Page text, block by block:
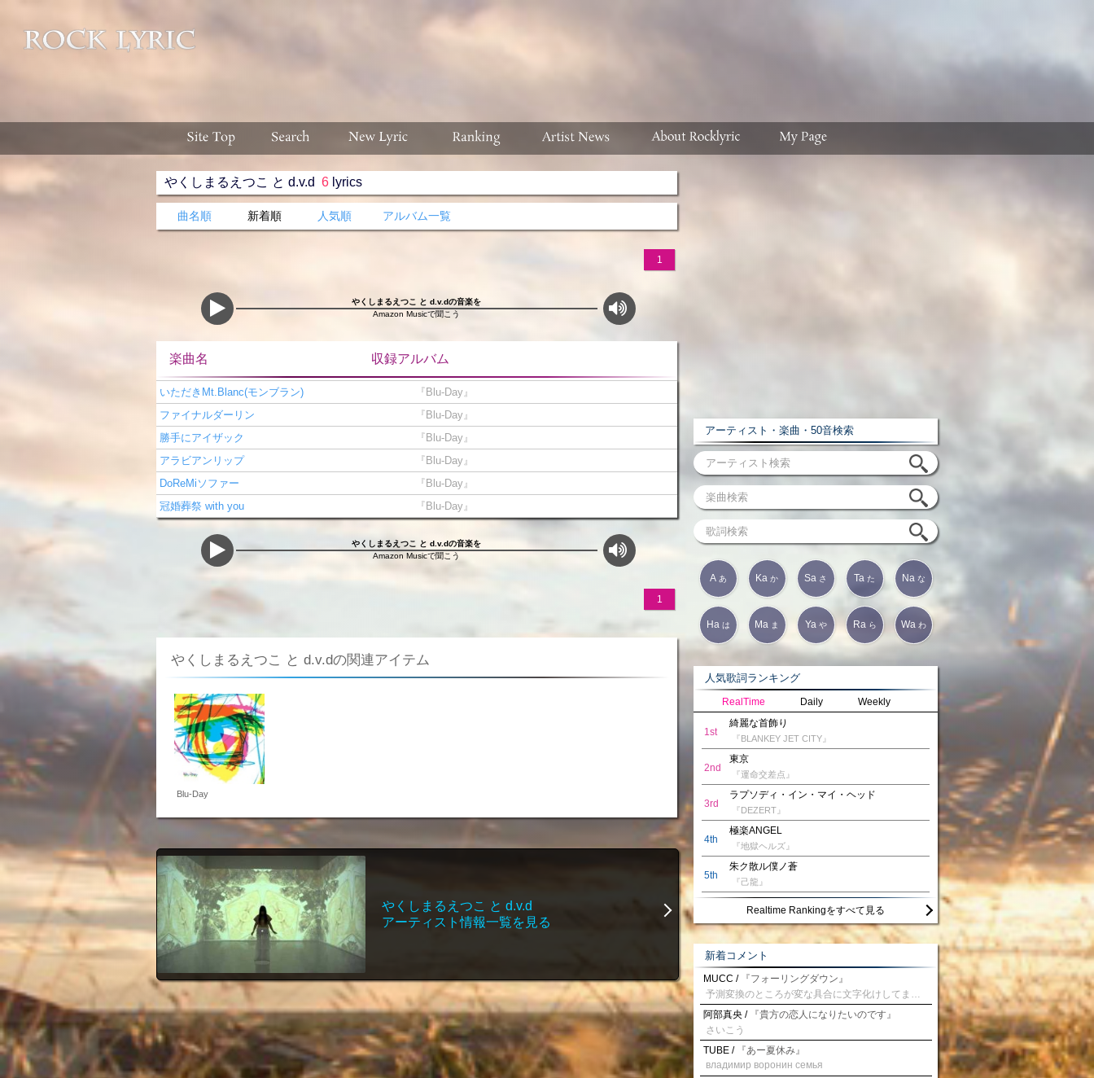
やくしまるえつこ と d.v.d 6 lyrics
曲名順 新着順 人気順 アルバム一覧
1
やくしまるえつこ と d.v.dの音楽を
Amazon Musicで聞こう
楽曲名 収録アルバム
いただきMt.Blanc(モンブラン)
『Blu-Day』
ファイナルダーリン
『Blu-Day』
勝手にアイザック
『Blu-Day』
アラビアンリップ
『Blu-Day』
DoReMiソファー
『Blu-Day』
冠婚葬祭 with you
『Blu-Day』
やくしまるえつこ と d.v.dの音楽を
Amazon Musicで聞こう
1
やくしまるえつこ と d.v.dの関連アイテム
Blu-Day
やくしまるえつこ と d.v.d
アーティスト情報一覧を見る
アーティスト・楽曲・50音検索
A あ Ka か Sa さ Ta た Na な
Ha は Ma ま Ya や Ra ら Wa わ
人気歌詞ランキング
RealTime Daily Weekly
1st
綺麗な首飾り
『BLANKEY JET CITY』
2nd
東京
『運命交差点』
3rd
ラプソディ・イン・マイ・ヘッド
『DEZERT』
4th
極楽ANGEL
『地獄ヘルズ』
5th
朱ク散ル僕ノ蒼
『己龍』
Realtime Rankingをすべて見る
新着コメント
MUCC / 『フォーリングダウン』
阿部真央 / 『貴方の恋人になりたいのです』
さいこう
TUBE / 『あー夏休み』
владимир воронин семья